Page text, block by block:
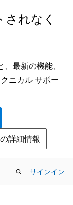
れなく
最新の機能、
ニカル サポー
詳細情報
サインイン